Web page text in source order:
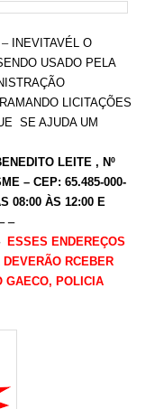
INEVITAVÉL O
USADO PELA
LICITAÇÕES
SE AJUDA UM
LEITE , Nº
– CEP: 65.485-000-
08:00 ÀS 12:00 E
–
ESSES ENDEREÇOS
RCEBER
GAECO, POLICIA